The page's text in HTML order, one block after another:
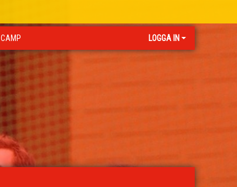
CAMP LOGGA IN